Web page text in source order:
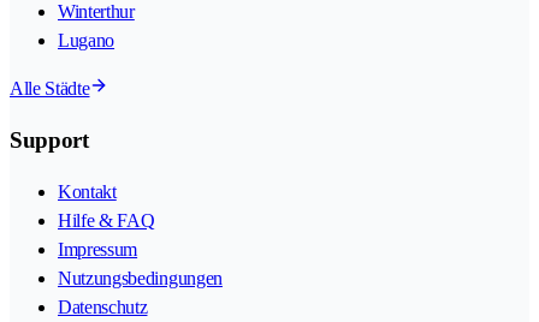
Winterthur
Lugano
Alle Städte
Support
Kontakt
Hilfe & FAQ
Impressum
Nutzungsbedingungen
Datenschutz